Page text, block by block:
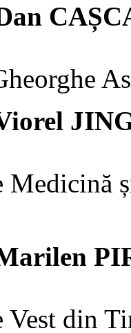
Medicină
Vest din